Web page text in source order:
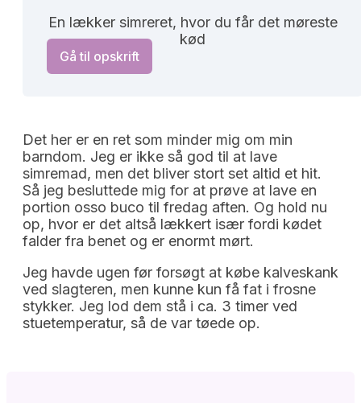
En lækker simreret, hvor du får det møreste
kød
Gå til opskrift
Det her er en ret som minder mig om min
barndom. Jeg er ikke så god til at lave
simremad, men det bliver stort set altid et hit.
Så jeg besluttede mig for at prøve at lave en
portion osso buco til fredag aften. Og hold nu
op, hvor er det altså lækkert især fordi kødet
falder fra benet og er enormt mørt.
Jeg havde ugen før forsøgt at købe kalveskank
ved slagteren, men kunne kun få fat i frosne
stykker. Jeg lod dem stå i ca. 3 timer ved
stuetemperatur, så de var tøede op.